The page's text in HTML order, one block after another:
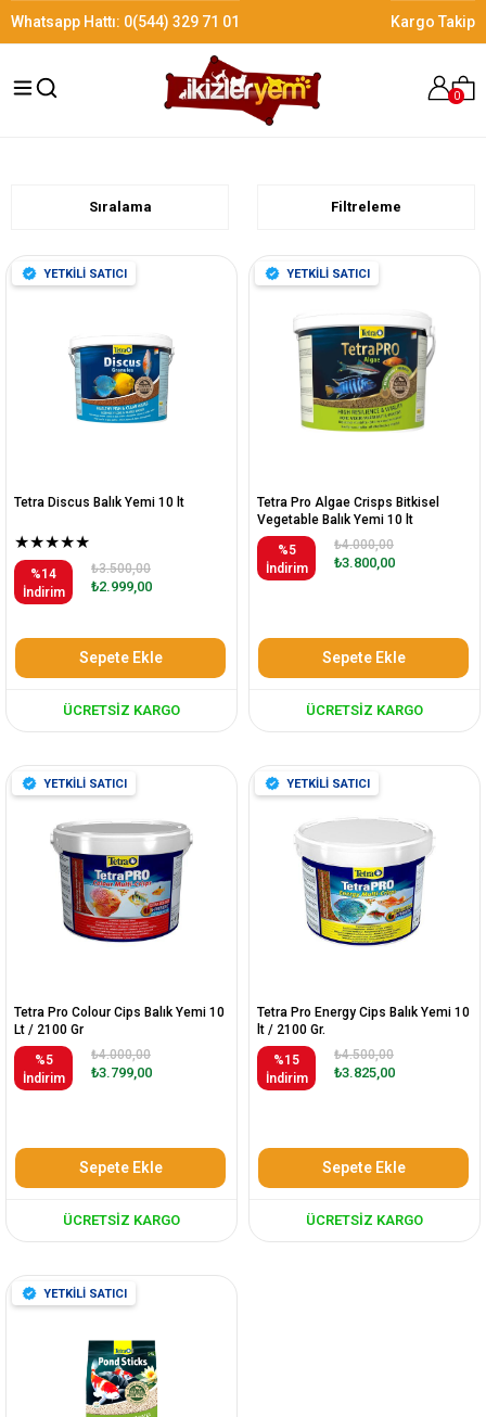
Whatsapp Hattı: 0(544) 329 71 01 Kargo Takip
0
Filtreleme
Sıralama
Tetra Discus Balık Yemi 10 lt
★★★★★
%14
İndirim
₺2.999,00
₺3.500,00
Sepete Ekle
ÜCRETSIZ KARGO
YETKİLİ SATICI
Tetra Pro Algae Crisps Bitkisel
Vegetable Balık Yemi 10 lt
%5
İndirim
₺3.800,00
₺4.000,00
Sepete Ekle
ÜCRETSIZ KARGO
YETKİLİ SATICI
Tetra Pro Colour Cips Balık Yemi 10
Lt / 2100 Gr
%5
İndirim
₺3.799,00
₺4.000,00
Sepete Ekle
ÜCRETSIZ KARGO
YETKİLİ SATICI
Tetra Pro Energy Cips Balık Yemi 10
lt / 2100 Gr.
%15
İndirim
₺3.825,00
₺4.500,00
Sepete Ekle
ÜCRETSIZ KARGO
YETKİLİ SATICI
YETKİLİ SATICI